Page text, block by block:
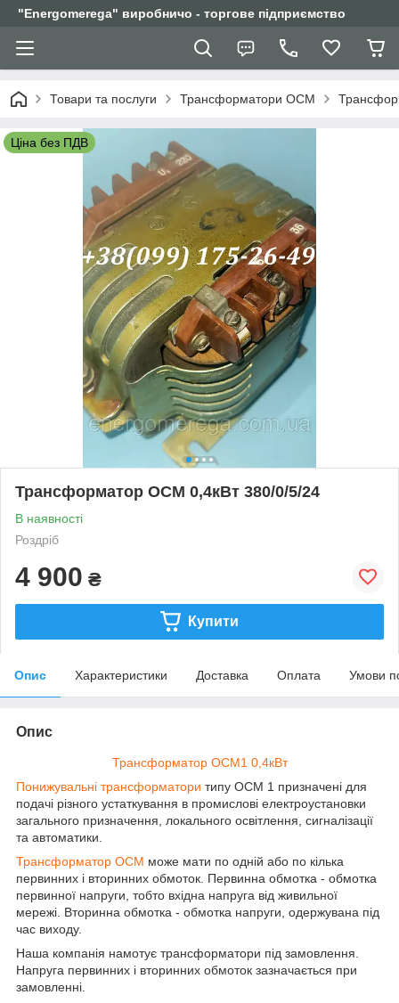
"Еnergomerega" виробничо - торгове підприємство
Товари та послуги Трансформатори ОСМ
Ціна без ПДВ
Трансформатор ОСМ 0,4кВт 380/0/5/24
В наявності
Роздріб
4 900 ₴
Купити
Опис Характеристики Доставка Оплата Умови
Опис
Трансформатор ОСМ1 0,4кВт
Понижувальні трансформатори типу ОСМ 1 призначені для
подачі різного устаткування в промислові електроустановки
загального призначення, локального освітлення, сигналізації
та автоматики.
Трансформатор ОСМ може мати по одній або по кілька
первинних і вторинних обмоток. Первинна обмотка - обмотка
первинної напруги, тобто вхідна напруга від живильної
мережі. Вторинна обмотка - обмотка напруги, одержувана під
час виходу.
Наша компанія намотує трансформатори під замовлення.
Напруга первинних і вторинних обмоток зазначається при
замовленні.